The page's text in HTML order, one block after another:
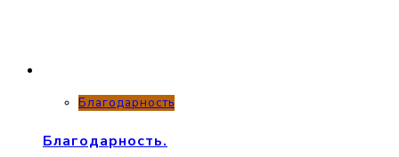
Благодарность
Благодарность.